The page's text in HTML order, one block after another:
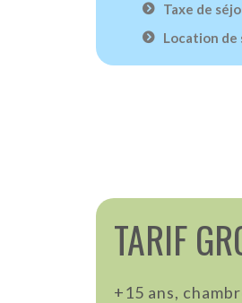
Taxe de
Location de
TARIF
+15 ans,